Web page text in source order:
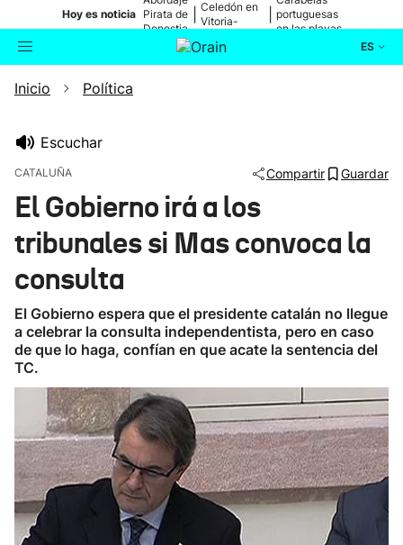
Hoy es noticia Pirata de
Donostia
Celedón en
Vitoria-
portuguesas
en las playas
ES
Buscador
Ikusmiran
Inicio Política
Escuchar
CATALUÑA Compartir Guardar
El Gobierno irá a los
tribunales si Mas convoca la
consulta
El Gobierno espera que el presidente catalán no llegue
a celebrar la consulta independentista, pero en caso
de que lo haga, confían en que acate la sentencia del
TC.